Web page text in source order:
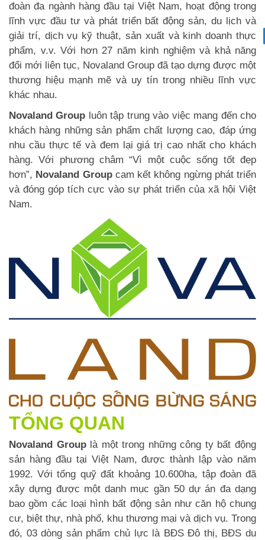
đoàn đa ngành hàng đầu tại Việt Nam, hoạt động trong
lĩnh vực đầu tư và phát triển bất động sản, du lịch và
giải trí, dịch vụ kỹ thuật, sản xuất và kinh doanh thực
phẩm, v.v. Với hơn 27 năm kinh nghiệm và khả năng
đổi mới liên tục, Novaland Group đã tạo dựng được một
thương hiệu mạnh mẽ và uy tín trong nhiều lĩnh vực
khác nhau.
Novaland Group luôn tập trung vào việc mang đến cho
khách hàng những sản phẩm chất lượng cao, đáp ứng
nhu cầu thực tế và đem lại giá trị cao nhất cho khách
hàng. Với phương châm “Vì một cuộc sống tốt đẹp
hơn”, Novaland Groupcam kết không ngừng phát triển
và đóng góp tích cực vào sự phát triển của xã hội Việt
Nam.
TỔNG QUAN
Novaland Grouplà một trong những công ty bất động
sản hàng đầu tại Việt Nam, được thành lập vào năm
1992. Với tổng quỹ đất khoảng 10.600ha, tập đoàn đã
xây dựng được một danh mục gần 50 dự án đa dạng
bao gồm các loại hình bất động sản như căn hộ chung
cư, biệt thự, nhà phố, khu thương mại và dịch vụ. Trong
đó, 03 dòng sản phẩm chủ lực là BĐS Đô thị, BĐS du